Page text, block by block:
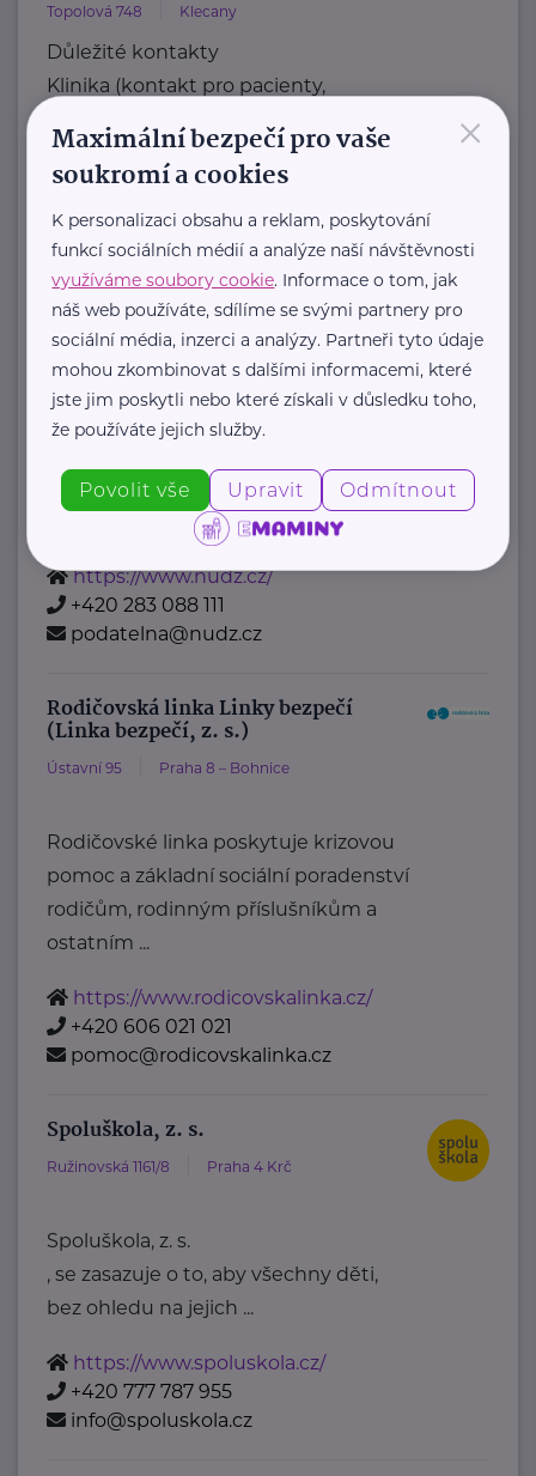
Topolová 748 Klecany
Důležité kontakty
Klinika (kontakt pro pacienty,
Telefon
+420 283 088 244
E-mail
ambulance@nudz.cz
Zdravotní dokumentace
Telefon
+420 283 088 111
E-mail
datová schránka: uehpcbb
Telefon
https://www.nudz.cz/
+420 283 088 111
podatelna@nudz.cz
Rodičovská linka Linky bezpečí
(Linka bezpečí, z. s.)
Ústavní 95 Praha 8 – Bohnice
Rodičovské linka poskytuje krizovou
pomoc a základní sociální poradenství
rodičům, rodinným příslušníkům a
ostatním ...
https://www.rodicovskalinka.cz/
+420 606 021 021
pomoc@rodicovskalinka.cz
Spoluškola, z. s.
Ružinovská 1161/8 Praha 4 Krč
Spoluškola, z. s.
, se zasazuje o to, aby všechny děti,
bez ohledu na jejich ...
https://www.spoluskola.cz/
+420 777 787 955
info@spoluskola.cz
×
Maximální bezpečí pro vaše
soukromí a cookies
K personalizaci obsahu a reklam, poskytování
funkcí sociálních médií a analýze naší návštěvnosti
využíváme soubory cookie. Informace o tom, jak
náš web používáte, sdílíme se svými partnery pro
sociální média, inzerci a analýzy. Partneři tyto údaje
mohou zkombinovat s dalšími informacemi, které
jste jim poskytli nebo které získali v důsledku toho,
že používáte jejich služby.
Povolit vše Upravit Odmítnout